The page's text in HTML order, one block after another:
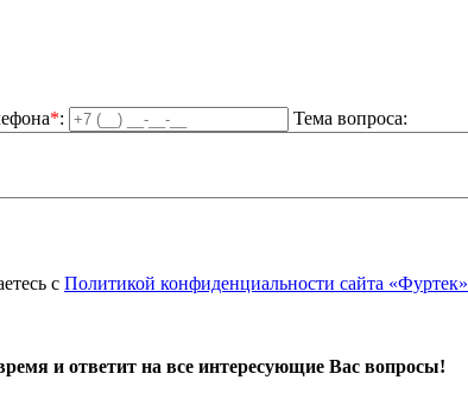
*: Тема вопроса:
с Политикой конфиденциальности сайта «Фуртек»
и ответит на все интересующие Вас вопросы!